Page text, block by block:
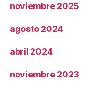
noviembre 2025
agosto 2024
abril 2024
noviembre 2023